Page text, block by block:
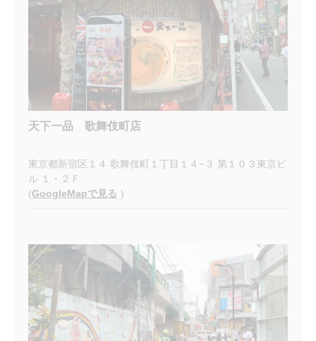
天下一品 歌舞伎町店
東京都新宿区１４ 歌舞伎町１丁目１４−３ 第１０３東京ビ
ル １・２Ｆ
(GoogleMapで見る )